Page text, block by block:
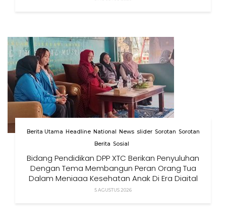
Berita Utama Headline National News slider Sorotan Sorotan
Berita Sosial
Bidang Pendidikan DPP XTC Berikan Penyuluhan
Dengan Tema Membangun Peran Orang Tua
Dalam Menjaga Kesehatan Anak Di Era Digital
5 AGUSTUS 2026